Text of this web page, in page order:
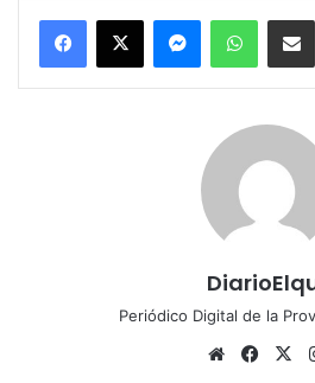
Periódico Digital de la
Siti
Fa